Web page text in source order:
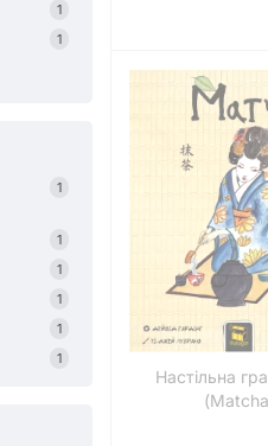
1
1
1
1
1
1
1
1
Настільна